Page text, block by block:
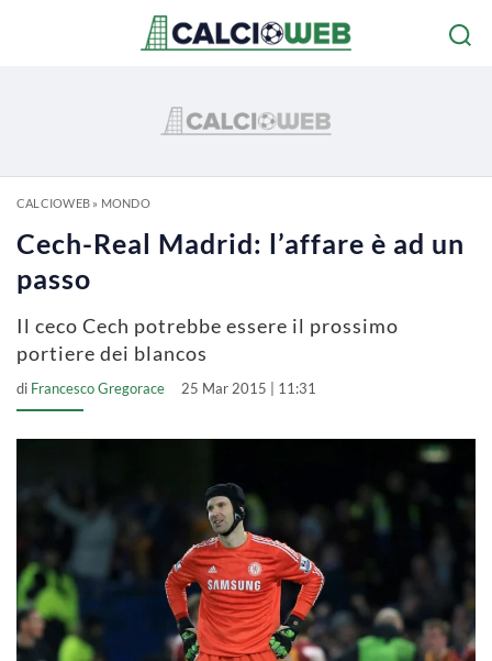
CALCIOWEB» MONDO
Cech-Real Madrid: l’affare è ad un
passo
Il ceco Cech potrebbe essere il prossimo
portiere dei blancos
di Francesco Gregorace 25 Mar 2015 | 11:31